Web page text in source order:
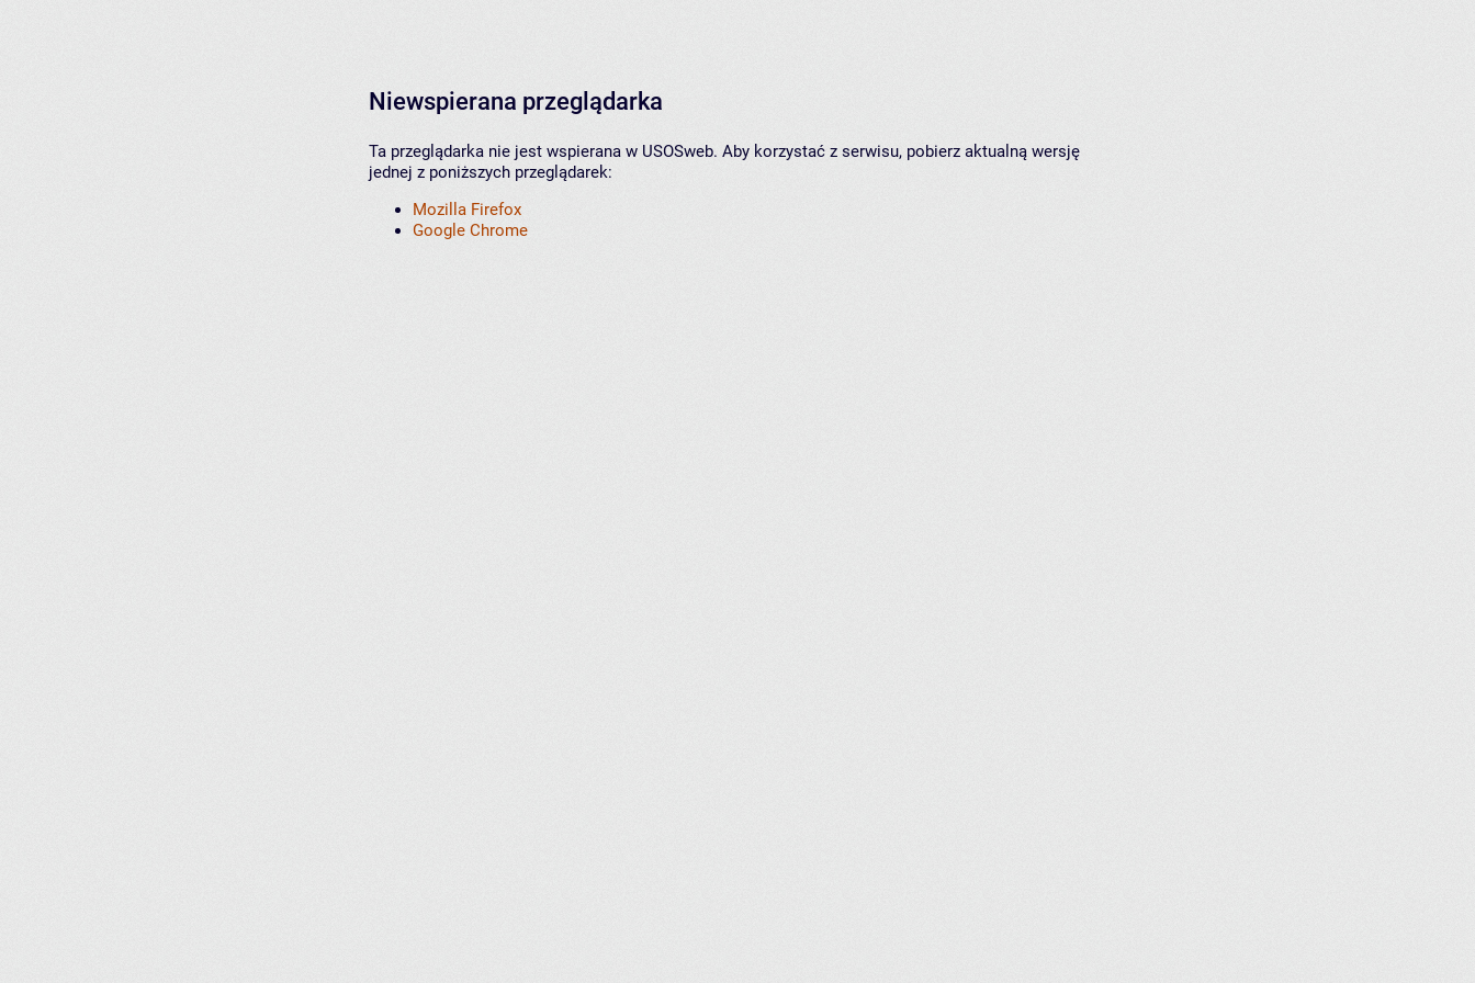
Niewspierana przeglądarka
Ta przeglądarka nie jest wspierana w USOSweb. Aby korzystać z serwisu, pobierz aktualną wersję
jednej z poniższych przeglądarek:
Mozilla Firefox
Google Chrome